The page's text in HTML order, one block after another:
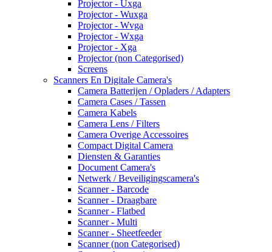
Projector - Uxga
Projector - Wuxga
Projector - Wvga
Projector - Wxga
Projector - Xga
Projector (non Categorised)
Screens
Scanners En Digitale Camera's
Camera Batterijen / Opladers / Adapters
Camera Cases / Tassen
Camera Kabels
Camera Lens / Filters
Camera Overige Accessoires
Compact Digital Camera
Diensten & Garanties
Document Camera's
Netwerk / Beveiligingscamera's
Scanner - Barcode
Scanner - Draagbare
Scanner - Flatbed
Scanner - Multi
Scanner - Sheetfeeder
Scanner (non Categorised)